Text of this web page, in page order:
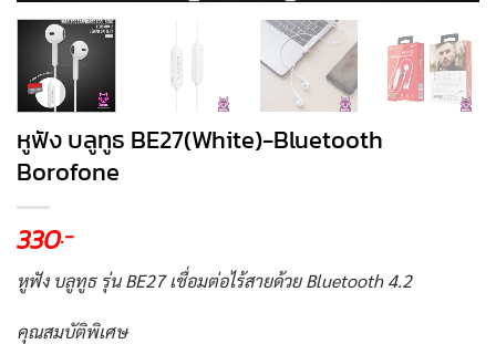
หูฟัง บลูทูธ BE27(White)-Bluetooth
Borofone
330.-
หูฟัง บลูทูธ รุ่น BE27 เชื่อมต่อไร้สายด้วย Bluetooth 4.2
คุณสมบัติพิเศษ